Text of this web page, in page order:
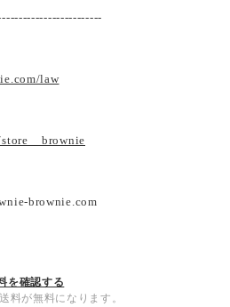
law
brownie.com
を確認する
料が無料になります。